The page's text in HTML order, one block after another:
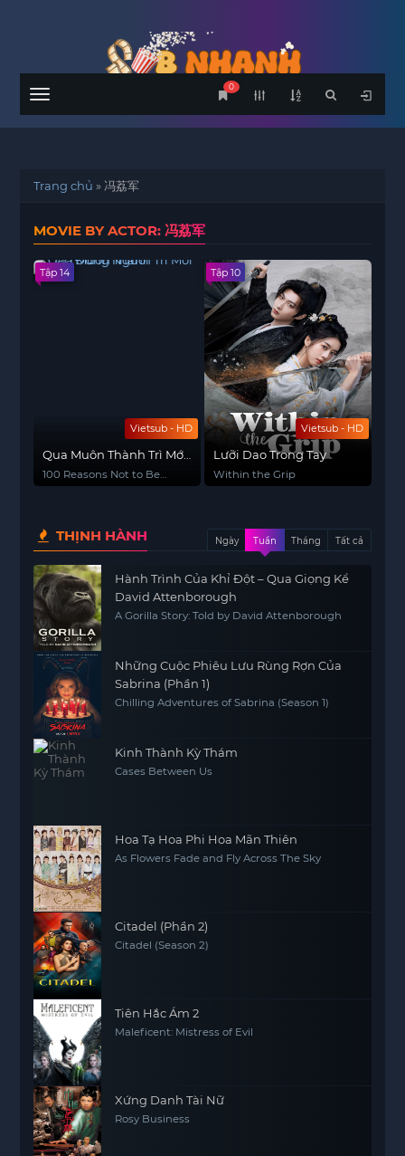
Menu
0
Trang chủ » 冯荔军
MOVIE BY ACTOR: 冯荔军
Vietsub - HD
Tập 14
Qua Muôn Thành Trì Mới
Gặp Đúng Người
100 Reasons Not to Be
Vietsub - HD
Tập 10
Lưỡi Dao Trong Tay
Within the Grip
THỊNH HÀNH Ngày Tuần Tháng Tất cả
Hành Trình Của Khỉ Đột – Qua Giọng Kể
David Attenborough
A Gorilla Story: Told by David Attenborough
Những Cuộc Phiêu Lưu Rùng Rợn Của
Sabrina (Phần 1)
Chilling Adventures of Sabrina (Season 1)
Kinh Thành Kỳ Thám
Cases Between Us
Hoa Tạ Hoa Phi Hoa Mãn Thiên
As Flowers Fade and Fly Across The Sky
Citadel (Phần 2)
Citadel (Season 2)
Tiên Hắc Ám 2
Maleficent: Mistress of Evil
Xứng Danh Tài Nữ
Rosy Business